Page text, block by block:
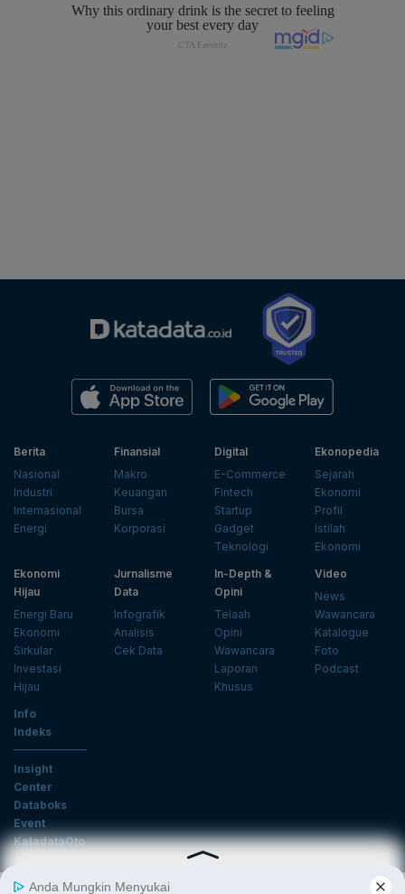
Berita
Nasional
Industri
Internasional
Energi
Finansial
Makro
Keuangan
Bursa
Korporasi
Digital
E-Commerce
Fintech
Startup
Gadget
Teknologi
Ekonopedia
Sejarah
Ekonomi
Profil
Istilah
Ekonomi
Ekonomi
Hijau
Energi Baru
Ekonomi
Sirkular
Investasi
Hijau
Jurnalisme
Data
Infografik
Analisis
Cek Data
In-Depth &
Opini
Telaah
Opini
Wawancara
Laporan
Khusus
Video
News
Wawancara
Katalogue
Foto
Podcast
Info
Indeks
Insight
Center
Databoks
Event
KatadataOto